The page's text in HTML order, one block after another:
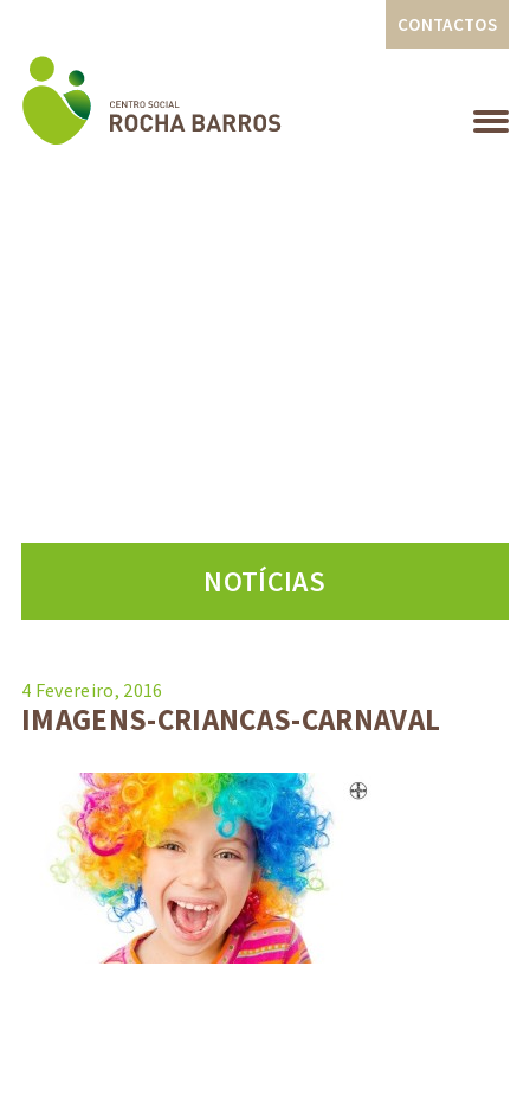
CONTACTOS
NOTÍCIAS
4 Fevereiro, 2016
IMAGENS-CRIANCAS-CARNAVAL